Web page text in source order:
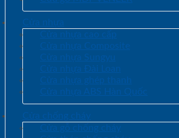
Cửa nhựa
Cửa nhựa cao cấp
Cửa nhựa Composite
Cửa nhựa Sungyu
Cửa nhựa Đài Loan
Cửa nhựa ghép thanh
Cửa nhựa ABS Hàn Quốc
Cửa chống cháy
Cửa gỗ chống cháy